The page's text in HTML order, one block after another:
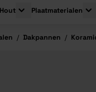
submenu for
Hout
Toggle submenu for
Plaatmaterialen
/ Dakpannen /